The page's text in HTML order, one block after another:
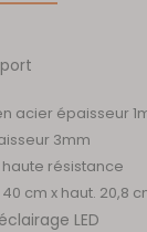
acier épaisseur
3mm
haute résistance
cm x haut. 20,8
LED